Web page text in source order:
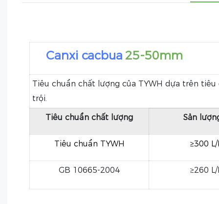
Canxi cacbua 25-50mm
Tiêu chuẩn chất lượng của TYWH dựa trên
trội.
Tiêu chuẩn chất lượng Sản
Tiêu chuẩn TYWH ≥300 L/
GB 10665-2004 ≥260 L/